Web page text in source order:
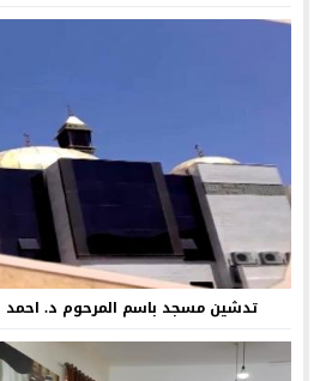
تدشين مسجد باسم المرحوم د. احمد